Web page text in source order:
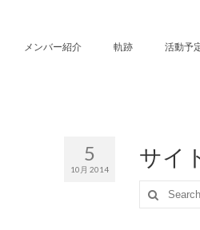
メンバー紹介 軌跡 活動予
5
10月 2014 サイ
Search
for: